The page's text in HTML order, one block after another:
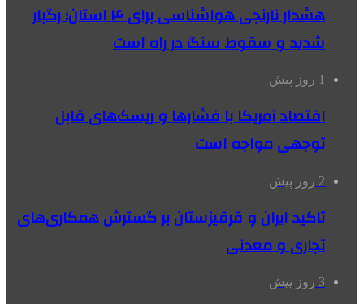
هشدار نارنجی هواشناسی برای ۴ استان؛ رگبار
شدید و سقوط سنگ در راه است
1 روز پیش
اقتصاد آمریکا با فشارها و ریسک‌های قابل
توجهی مواجه است
2 روز پیش
تاکید ایران و قرقیزستان بر گسترش همکاری‌های
تجاری و معدنی
3 روز پیش